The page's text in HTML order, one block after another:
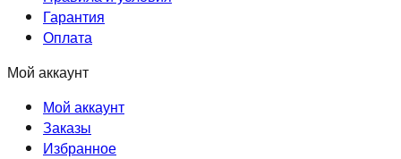
Гарантия
Оплата
Мой аккаунт
Мой аккаунт
Заказы
Избранное